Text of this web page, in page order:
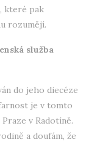
které pak
rozumějí.
služba
do jeho diecéze
je v tomto
v Radotíně.
a doufám, že